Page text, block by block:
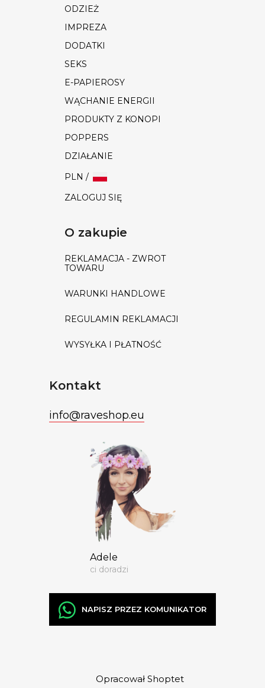
ODZIEŻ
IMPREZA
DODATKI
SEKS
E-PAPIEROSY
WĄCHANIE ENERGII
PRODUKTY Z KONOPI
POPPERS
DZIAŁANIE
PLN /
ZALOGUJ SIĘ
O zakupie
REKLAMACJA - ZWROT
TOWARU
WARUNKI HANDLOWE
REGULAMIN REKLAMACJI
WYSYŁKA I PŁATNOŚĆ
Kontakt
info@raveshop.eu
Adele
ci doradzi
NAPISZ PRZEZ KOMUNIKATOR
Opracował Shoptet